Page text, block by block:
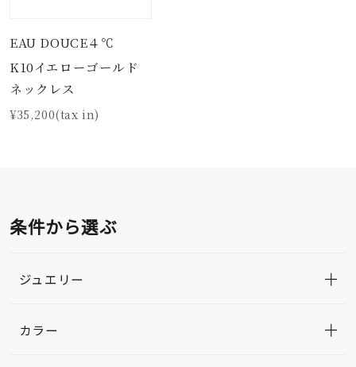
EAU DOUCE４℃
K10イエローゴールド
ネックレス
¥35,200(tax in)
条件から選ぶ
ジュエリー
カラー